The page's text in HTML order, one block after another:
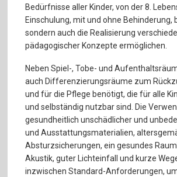
Bedürfnisse aller Kinder, von der 8.
Einschulung, mit und ohne Behinderung,
sondern auch die Realisierung
pädagogischer Konzepte ermöglichen.
Neben Spiel-, Tobe- und
auch Differenzierungsräume zum
und für die Pflege benötigt, die für alle
und selbständig nutzbar sind. Die
gesundheitlich unschädlicher und
und Ausstattungsmaterialien,
Absturzsicherungen, ein gesundes
Akustik, guter Lichteinfall und kurze
inzwischen Standard-Anforderungen,